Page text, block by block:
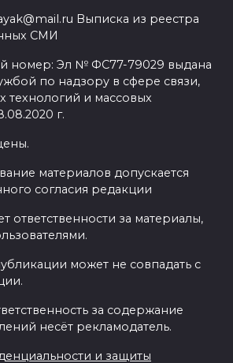
Выписка из реестра
СМИ
номер: Эл № ФС77-79029 выдана
по надзору в сфере связи,
и массовых
г.
материалов допускается
согласия редакции
ответственности за материалы,
может не совпадать с
за содержание
несёт рекламодатель.
и защиты